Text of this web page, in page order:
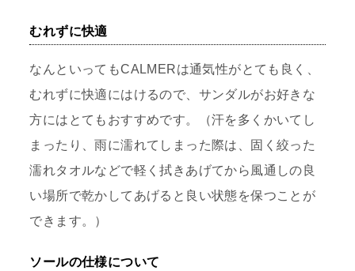
むれずに快適
なんといってもCALMERは通気性がとても良く、
むれずに快適にはけるので、サンダルがお好きな
方にはとてもおすすめです。（汗を多くかいてし
まったり、雨に濡れてしまった際は、固く絞った
濡れタオルなどで軽く拭きあげてから風通しの良
い場所で乾かしてあげると良い状態を保つことが
できます。）
ソールの仕様について